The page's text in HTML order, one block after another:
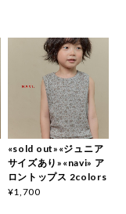
«sold out»«ジュニア
サイズあり»«navi» ア
ロントップス 2colors
¥1,700